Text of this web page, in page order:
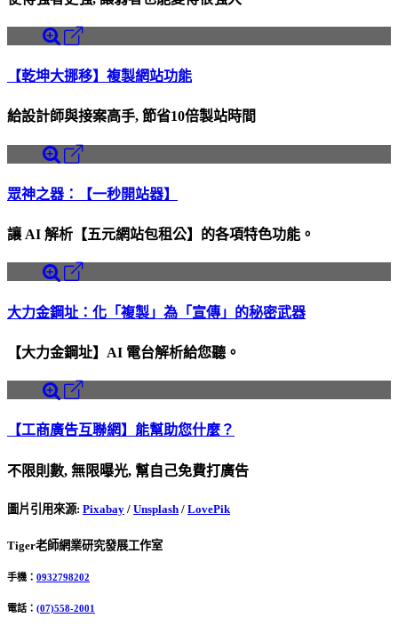
【乾坤大挪移】複製網站功能
給設計師與接案高手, 節省10倍製站時間
眾神之器：【一秒開站器】
讓 AI 解析【五元網站包租公】的各項特色功能。
大力金鋼址：化「複製」為「宣傳」的秘密武器
【大力金鋼址】AI 電台解析給您聽。
【工商廣告互聯網】能幫助您什麼？
不限則數, 無限曝光, 幫自己免費打廣告
圖片引用來源: Pixabay / Unsplash / LovePik
Tiger老師網業研究發展工作室
手機： 0932798202
電話： (07)558-2001